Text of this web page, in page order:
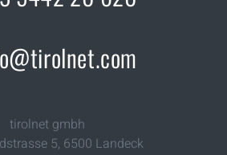
tirolnet gmbh
5, 6500 Landeck